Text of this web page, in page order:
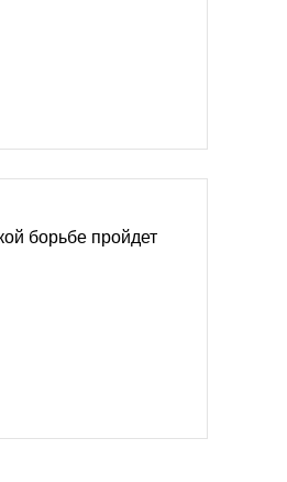
борьбе пройдет